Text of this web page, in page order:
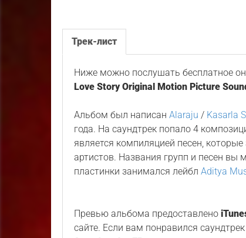
Трек-лист
Ниже можно послушать бесплатное
Love Story Original Motion Picture
Альбом был написанAlaraju / Kasarla
года. На саундтрек попало 4
является компиляцией песен,
артистов. Названия групп и песен вы
пластинки занимался лейблAditya
Превью альбома предоставлено
сайте. Если вам понравился саундтрек